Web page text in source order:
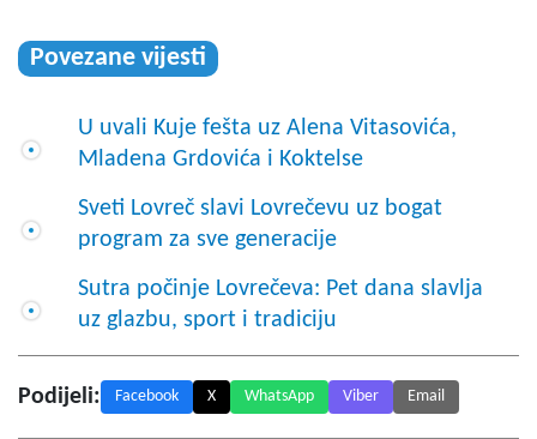
Povezane vijesti
U uvali Kuje fešta uz Alena Vitasovića,
Mladena Grdovića i Koktelse
Sveti Lovreč slavi Lovrečevu uz bogat
program za sve generacije
Sutra počinje Lovrečeva: Pet dana slavlja
uz glazbu, sport i tradiciju
Podijeli: Facebook X WhatsApp Viber Email